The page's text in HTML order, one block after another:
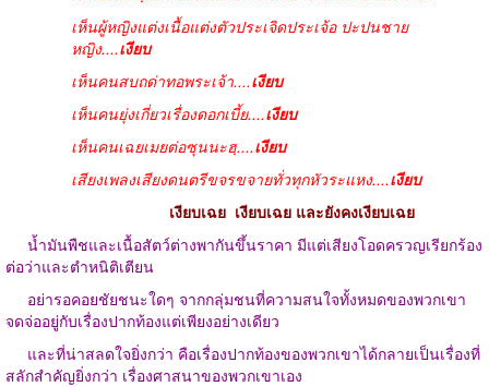
เห็นผู้หญิงแต่งเนื้อแต่งตัวประเจิดประเจ้อ ปะปนชาย
หญิง....เงียบ
เห็นคนสบถด่าทอพระเจ้า....เงียบ
เห็นคนยุ่งเกี่ยวเรื่องดอกเบี้ย....เงียบ
เห็นคนเฉยเมยต่อซุนนะฮฺ....เงียบ
เสียงเพลงเสียงดนตรีขจรขจายทั่วทุกหัวระแหง....เงียบ
เงียบเฉย เงียบเฉย และยังคงเงียบเฉย
น้ำมันพืชและเนื้อสัตว์ต่างพากันขึ้นราคา มีแต่เสียงโอดครวญเรียกร้อง
ต่อว่าและตำหนิติเตียน
อย่ารอคอยชัยชนะใดๆ จากกลุ่มชนที่ความสนใจทั้งหมดของพวกเขา
จดจ่ออยู่กับเรื่องปากท้องแต่เพียงอย่างเดียว
และที่น่าสลดใจยิ่งกว่า คือเรื่องปากท้องของพวกเขาได้กลายเป็นเรื่องที่
สลักสำคัญยิ่งกว่า เรื่องศาสนาของพวกเขาเอง